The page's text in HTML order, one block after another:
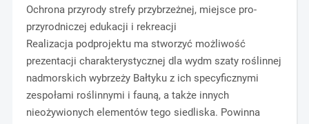
Ochrona przyrody strefy przybrzeżnej, miejsce pro-
przyrodniczej edukacji i rekreacji
Realizacja podprojektu ma stworzyć możliwość
prezentacji charakterystycznej dla wydm szaty roślinnej
nadmorskich wybrzeży Bałtyku z ich specyficznymi
zespołami roślinnymi i fauną, a także innych
nieożywionych elementów tego siedliska. Powinna